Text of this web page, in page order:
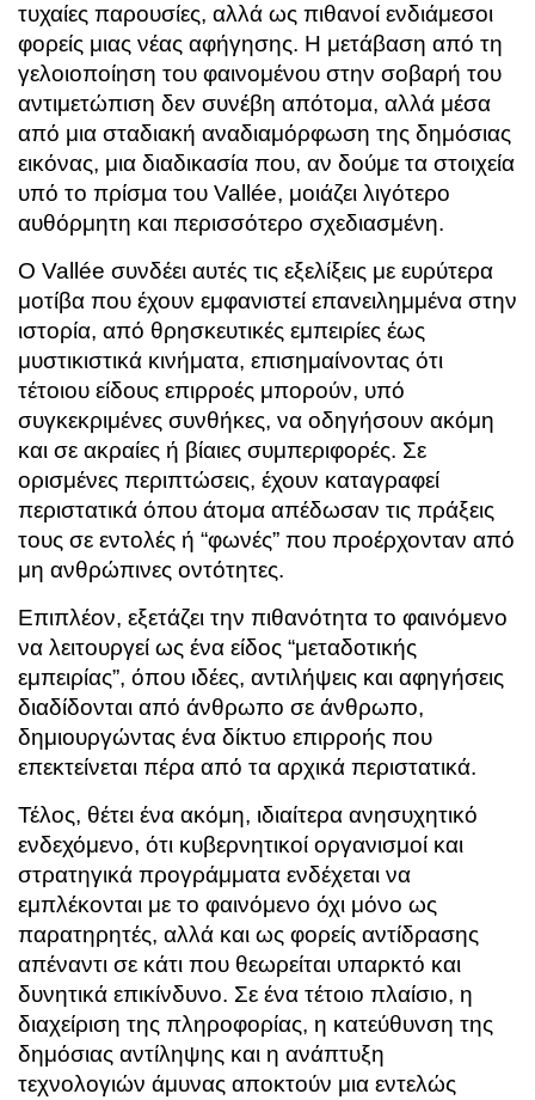
τυχαίες παρουσίες, αλλά ως πιθανοί ενδιάμεσοι
φορείς μιας νέας αφήγησης. Η μετάβαση από τη
γελοιοποίηση του φαινομένου στην σοβαρή του
αντιμετώπιση δεν συνέβη απότομα, αλλά μέσα
από μια σταδιακή αναδιαμόρφωση της δημόσιας
εικόνας, μια διαδικασία που, αν δούμε τα στοιχεία
υπό το πρίσμα του Vallée, μοιάζει λιγότερο
αυθόρμητη και περισσότερο σχεδιασμένη.
Ο Vallée συνδέει αυτές τις εξελίξεις με ευρύτερα
μοτίβα που έχουν εμφανιστεί επανειλημμένα στην
ιστορία, από θρησκευτικές εμπειρίες έως
μυστικιστικά κινήματα, επισημαίνοντας ότι
τέτοιου είδους επιρροές μπορούν, υπό
συγκεκριμένες συνθήκες, να οδηγήσουν ακόμη
και σε ακραίες ή βίαιες συμπεριφορές. Σε
ορισμένες περιπτώσεις, έχουν καταγραφεί
περιστατικά όπου άτομα απέδωσαν τις πράξεις
τους σε εντολές ή “φωνές” που προέρχονταν από
μη ανθρώπινες οντότητες.
Επιπλέον, εξετάζει την πιθανότητα το φαινόμενο
να λειτουργεί ως ένα είδος “μεταδοτικής
εμπειρίας”, όπου ιδέες, αντιλήψεις και αφηγήσεις
διαδίδονται από άνθρωπο σε άνθρωπο,
δημιουργώντας ένα δίκτυο επιρροής που
επεκτείνεται πέρα από τα αρχικά περιστατικά.
Τέλος, θέτει ένα ακόμη, ιδιαίτερα ανησυχητικό
ενδεχόμενο, ότι κυβερνητικοί οργανισμοί και
στρατηγικά προγράμματα ενδέχεται να
εμπλέκονται με το φαινόμενο όχι μόνο ως
παρατηρητές, αλλά και ως φορείς αντίδρασης
απέναντι σε κάτι που θεωρείται υπαρκτό και
δυνητικά επικίνδυνο. Σε ένα τέτοιο πλαίσιο, η
διαχείριση της πληροφορίας, η κατεύθυνση της
δημόσιας αντίληψης και η ανάπτυξη
τεχνολογιών άμυνας αποκτούν μια εντελώς